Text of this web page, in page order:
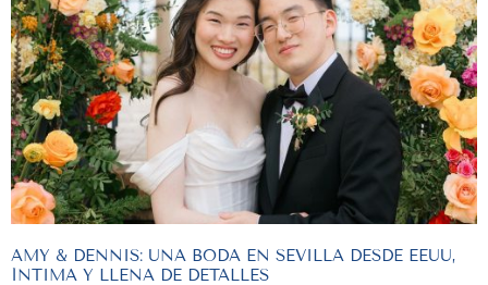
AMY & DENNIS: UNA BODA EN SEVILLA DESDE EEUU,
ÍNTIMA Y LLENA DE DETALLES